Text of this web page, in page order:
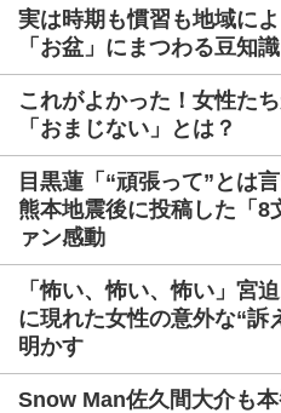
実は時期も慣習も地域に
「お盆」にまつわる豆知識
これがよかった！女性た
「おまじない」とは？
目黒蓮「“頑張って”とは
熊本地震後に投稿した「8
ァン感動
「怖い、怖い、怖い」
に現れた女性の意外な“訴
明かす
Snow Man佐久間大介も